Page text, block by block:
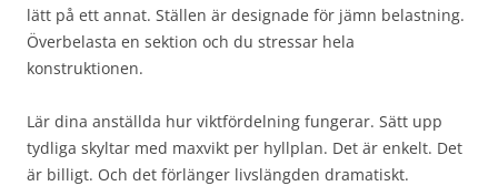
lätt på ett annat. Ställen är designade för jämn belastning.
Överbelasta en sektion och du stressar hela
konstruktionen.
Lär dina anställda hur viktfördelning fungerar. Sätt upp
tydliga skyltar med maxvikt per hyllplan. Det är enkelt. Det
är billigt. Och det förlänger livslängden dramatiskt.